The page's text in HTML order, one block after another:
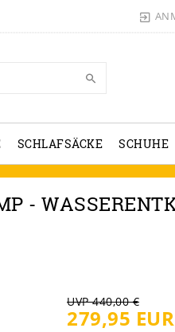
SCHLAFSÄCKE SCHUHE
-
UVP 440,00 €
279,95 EUR